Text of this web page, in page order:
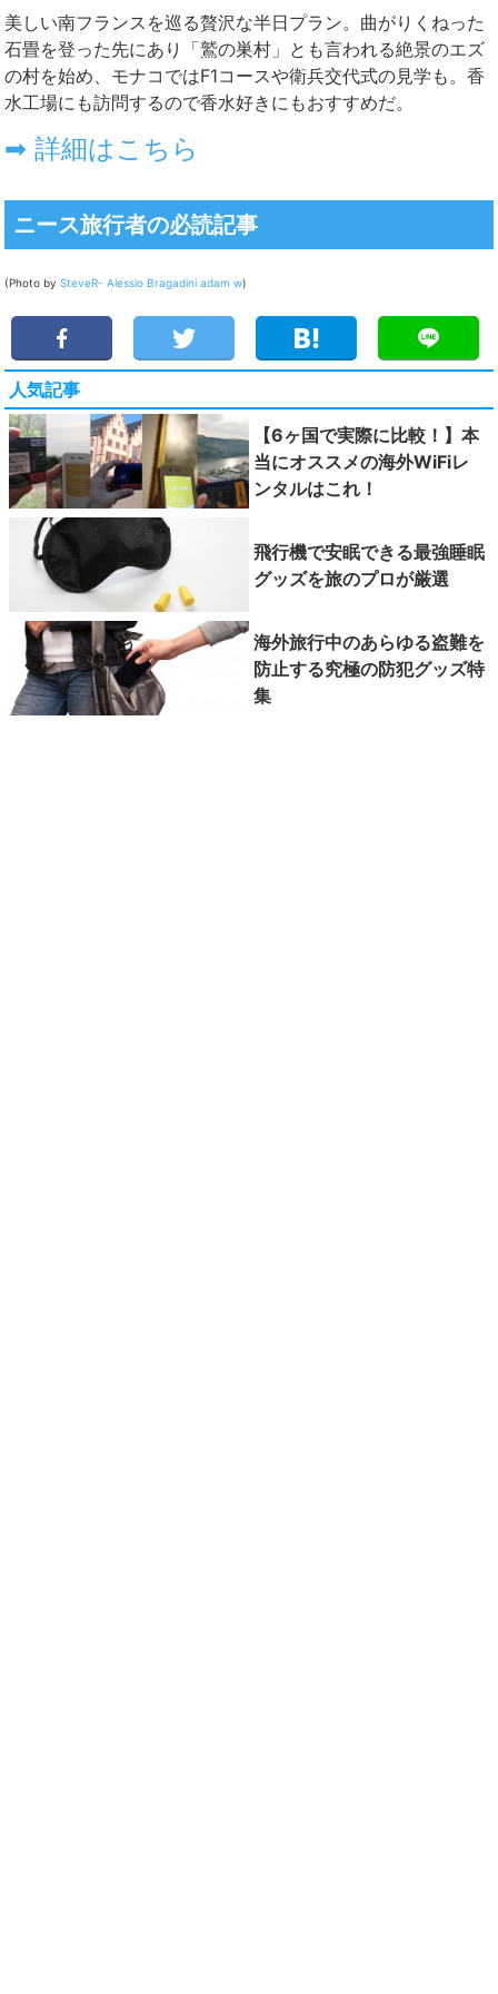
美しい南フランスを巡る贅沢な半日プラン。曲がりくねった
石畳を登った先にあり「鷲の巣村」とも言われる絶景のエズ
の村を始め、モナコではF1コースや衛兵交代式の見学も。香
水工場にも訪問するので香水好きにもおすすめだ。
➡ 詳細はこちら
ニース旅行者の必読記事
(Photo by SteveR- Alessio Bragadini adam w)
人気記事
【6ヶ国で実際に比較！】本
当にオススメの海外WiFiレ
ンタルはこれ！
飛行機で安眠できる最強睡眠
グッズを旅のプロが厳選
海外旅行中のあらゆる盗難を
防止する究極の防犯グッズ特
集